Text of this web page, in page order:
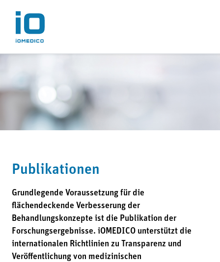
Publikationen
Grundlegende Voraussetzung für die
flächendeckende Verbesserung der
Behandlungskonzepte ist die Publikation der
Forschungsergebnisse. iOMEDICO unterstützt die
internationalen Richtlinien zu Transparenz und
Veröffentlichung von medizinischen